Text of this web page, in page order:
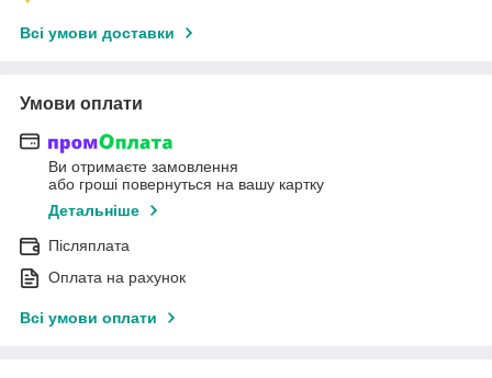
Всі умови доставки
Умови оплати
Ви отримаєте замовлення
або гроші повернуться на вашу картку
Детальніше
Післяплата
Оплата на рахунок
Всі умови оплати